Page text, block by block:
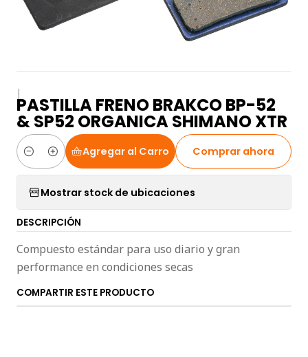
|
PASTILLA FRENO BRAKCO BP-52
& SP52 ORGANICA SHIMANO XTR
Cantidad
Agregar al Carro Comprar ahora
Mostrar stock de ubicaciones
DESCRIPCIÓN
Compuesto estándar para uso diario y gran
performance en condiciones secas
COMPARTIR ESTE PRODUCTO